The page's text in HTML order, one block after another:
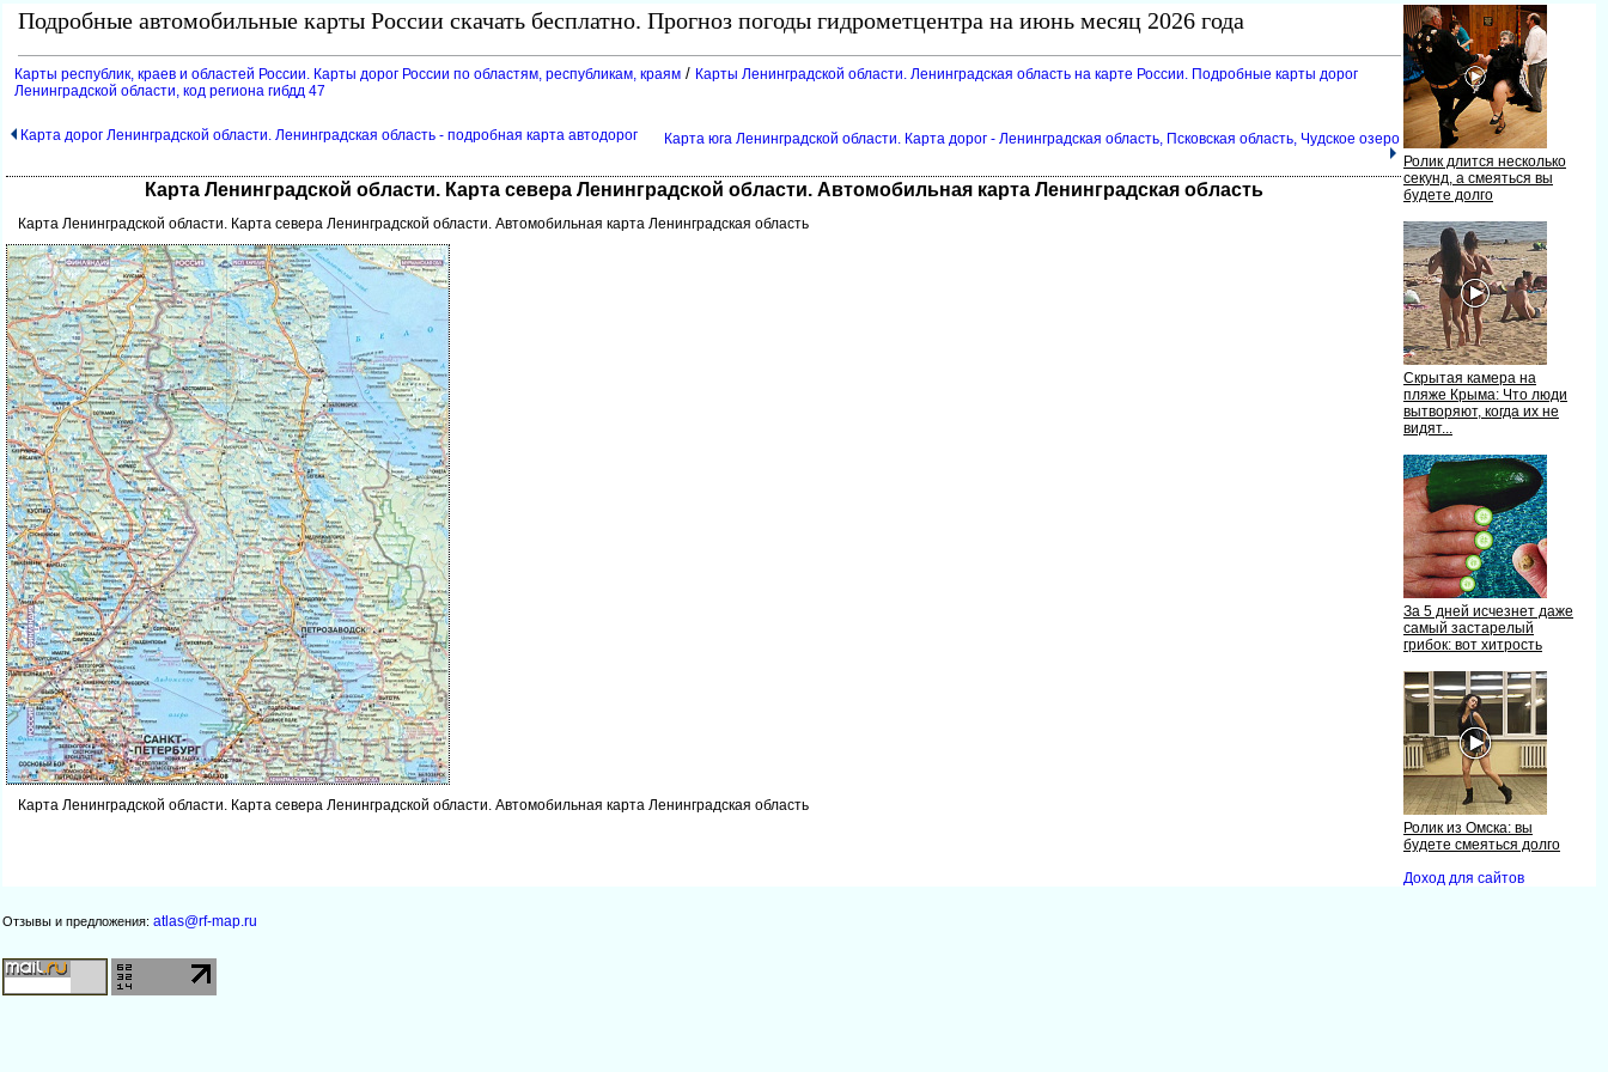
Ролик длится несколько
секунд, а смеяться вы
удете долго
Скрытая камера на
пляже Крыма: Что люди
ытворяют, когда их не
идят...
За 5 дней исчезнет даже
самый застарелый
рибок: вот хитрость
Ролик из Омска: вы
удете смеяться долго
Доход для сайто
Подробные автомобильные карты России скачать бесплатно. Прогноз погоды гидрометцентра на июнь месяц 2026 года
Карты республик, краев и областей России. Карты дорог России по областям, республикам, краям / Карты Ленинградской области. Ленинградская область на карте России. Подробные карты доро
Ленинградской области, код региона гибдд 47
Карта дорог Ленинградской области. Ленинградская область - подробная карта автодоро Карта юга Ленинградской области. Карта дорог - Ленинградская область, Псковская область, Чудское озеро
Карта Ленинградской области. Карта севера Ленинградской области. Автомобильная карта Ленинградская область
Карта Ленинградской области. Карта севера Ленинградской области. Автомобильная карта Ленинградская область
Карта Ленинградской области. Карта севера Ленинградской области. Автомобильная карта Ленинградская область
Отзывы и предложения: atlas@rf-map.ru